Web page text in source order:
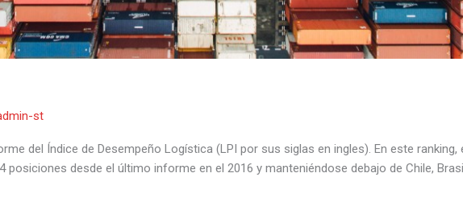
st
del Índice de Desempeño Logística (LPI por sus siglas en ingles). En este ranking,
posiciones desde el último informe en el 2016 y manteniéndose debajo de Chile,